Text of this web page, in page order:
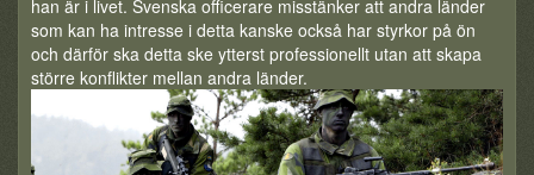
han är i livet. Svenska officerare misstänker att andra länder
som kan ha intresse i detta kanske också har styrkor på ön
och därför ska detta ske ytterst professionellt utan att skapa
större konflikter mellan andra länder.